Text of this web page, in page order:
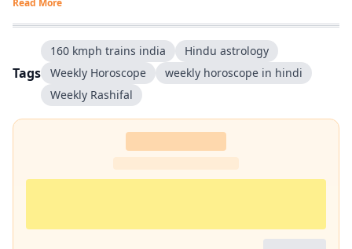
एंटरटेनमेंट, लाइफस्टाइल और शिक्षा जैसे विषयों पर भी लगातार लेखन करता रहा हूं.
मेरी कोशिश रहती है कि जटिल विषयों को आसान, रोचक और भरोसेमंद तरीके से पाठकों
तक पहुंचाया जाए.
Read More
Tags
160 kmph trains india
Hindu astrology
Weekly Horoscope
weekly horoscope in hindi
Weekly Rashifal